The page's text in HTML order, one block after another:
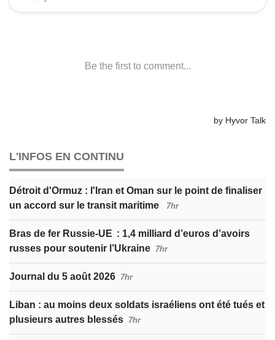
L'INFOS EN CONTINU
Détroit d'Ormuz : l'Iran et Oman sur le point de finaliser
un accord sur le transit maritime
7hr
Bras de fer Russie-UE : 1,4 milliard d’euros d’avoirs
russes pour soutenir l’Ukraine 7hr
Journal du 5 août 2026 7hr
Liban : au moins deux soldats israéliens ont été tués et
plusieurs autres blessés 7hr